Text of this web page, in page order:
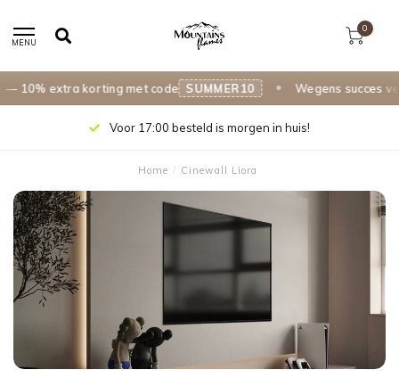
10% extra korting met code SUMMER10 Wegens succes
MENU
0
Voor 17:00 besteld is morgen in huis!
Home / Cinewall Liora